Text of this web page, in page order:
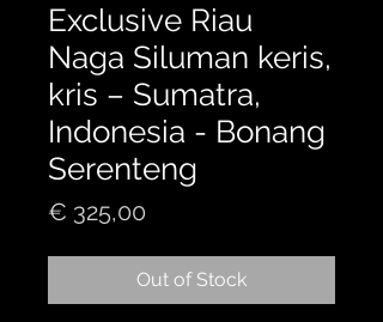
Exclusive Riau
Naga Siluman keris,
kris – Sumatra,
Indonesia - Bonang
Serenteng
€ 325,00
Out of Stock